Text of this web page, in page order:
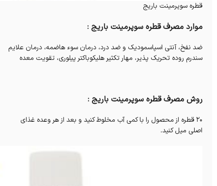
قطره سوپرمینت باریج
موارد مصرف قطره سوپرمینت باریج :
ضد نفخ، آنتی اسپاسمودیک و ضد درد، درمان سوء هاضمه، درمان علایم
سندرم روده تحریک پذیر، مهار تکثیر هلیکوباکتر پیلوری، تقویت معده
روش مصرف قطره سوپرمینت باریج :
20 قطره از محصول را با کمی آب مخلوط کنید و بعد از هر وعده غذای
اصلی میل کنید.